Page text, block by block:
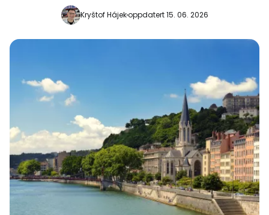
Kryštof Hájekoppdatert 15. 06. 2026